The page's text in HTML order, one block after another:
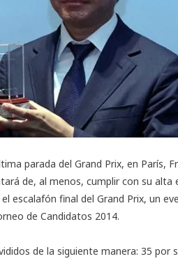
parada del Grand Prix, en París,
de, al menos, cumplir con su alta
escalafón final del Grand Prix, un
de Candidatos 2014.
de la siguiente manera: 35 por